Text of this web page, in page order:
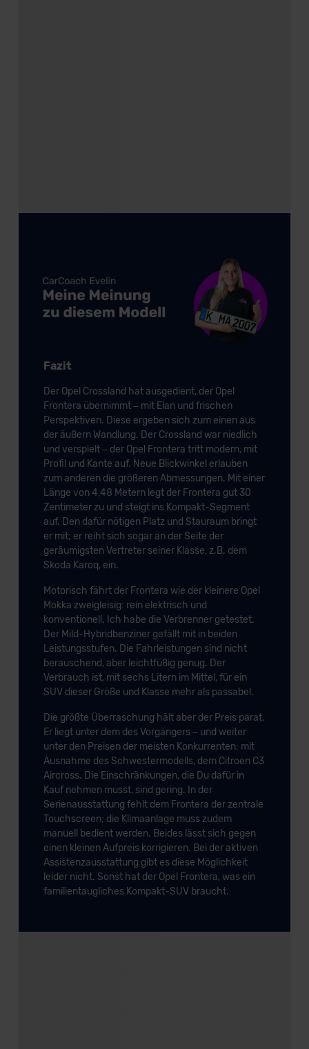
Fazit
Der Opel Crossland hat ausgedient, der Opel
Frontera übernimmt – mit Elan und frischen
Perspektiven. Diese ergeben sich zum einen aus
der äußern Wandlung. Der Crossland war niedlich
und verspielt – der Opel Frontera tritt modern, mit
Profil und Kante auf. Neue Blickwinkel erlauben
zum anderen die größeren Abmessungen. Mit einer
Länge von 4,48 Metern legt der Frontera gut 30
Zentimeter zu und steigt ins Kompakt-Segment
auf. Den dafür nötigen Platz und Stauraum bringt
er mit; er reiht sich sogar an der Seite der
geräumigsten Vertreter seiner Klasse, z.B. dem
Skoda Karoq, ein.
Motorisch fährt der Frontera wie der kleinere Opel
Mokka zweigleisig: rein elektrisch und
konventionell. Ich habe die Verbrenner getestet.
Der Mild-Hybridbenziner gefällt mit in beiden
Leistungsstufen. Die Fahrleistungen sind nicht
berauschend, aber leichtfüßig genug. Der
Verbrauch ist, mit sechs Litern im Mittel, für ein
SUV dieser Größe und Klasse mehr als passabel.
Die größte Überraschung hält aber der Preis parat.
Er liegt unter dem des Vorgängers – und weiter
unter den Preisen der meisten Konkurrenten: mit
Ausnahme des Schwestermodells, dem Citroen C3
Aircross. Die Einschränkungen, die Du dafür in
Kauf nehmen musst, sind gering. In der
Serienausstattung fehlt dem Frontera der zentrale
Touchscreen; die Klimaanlage muss zudem
manuell bedient werden. Beides lässt sich gegen
einen kleinen Aufpreis korrigieren. Bei der aktiven
Assistenzausstattung gibt es diese Möglichkeit
leider nicht. Sonst hat der Opel Frontera, was ein
familientaugliches Kompakt-SUV braucht.